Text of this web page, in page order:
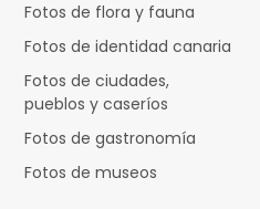
Fotos de flora y fauna
Fotos de identidad canaria
Fotos de ciudades,
pueblos y caseríos
Fotos de gastronomía
Fotos de museos